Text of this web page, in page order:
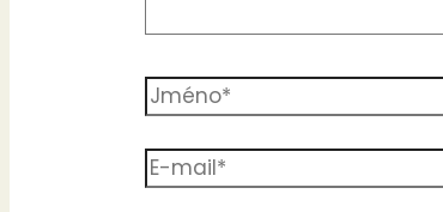
Jméno*
E-
mail*